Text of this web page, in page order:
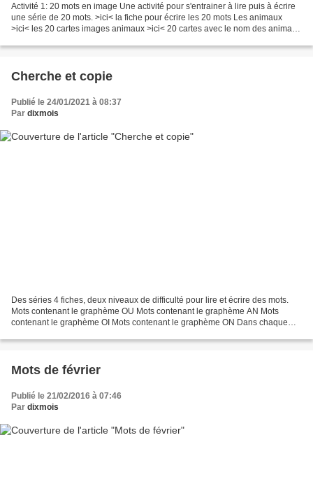
Activité 1: 20 mots en image Une activité pour s'entrainer à lire puis à écrire
une série de 20 mots. >ici< la fiche pour écrire les 20 mots Les animaux
>ici< les 20 cartes images animaux >ici< 20 cartes avec le nom des animaux
Cherche et copie
Publié le 24/01/2021 à 08:37
Par dixmois
Des séries 4 fiches, deux niveaux de difficulté pour lire et écrire des mots.
Mots contenant le graphème OU Mots contenant le graphème AN Mots
contenant le graphème OI Mots contenant le graphème ON Dans chaque
Mots de février
Publié le 21/02/2016 à 07:46
Par dixmois